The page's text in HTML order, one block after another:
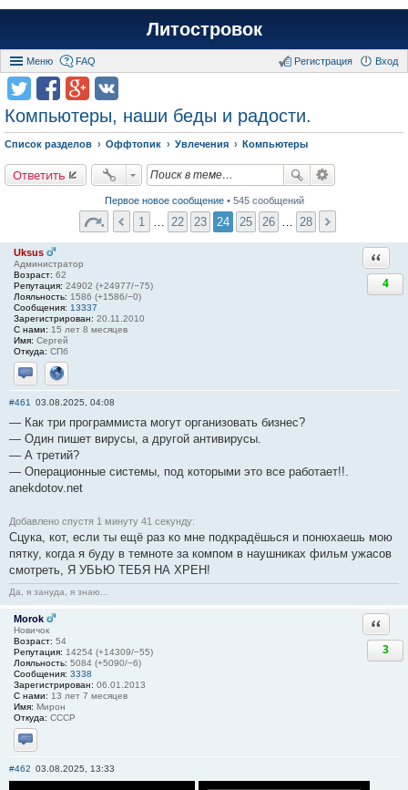
Литостровок
Меню FAQ Вход
Регистрация
Компьютеры, наши беды и радости.
Список разделов Оффтопик Увлечения Компьютеры
Ответить
Первое новое сообщение• 545 сообщений
1 22 23 24 25 26 28
Uksus
Администратор
Возраст: 62
Репутация: 24902 (+24977/−75)
Лояльность: 1586 (+1586/−0)
Сообщения: 13337
Зарегистрирован: 20.11.2010
С нами: 15 лет 8 месяцев
Имя: Сергей
Откуда: СПб
Отправить личное сообщение
Сайт
4
#461 03.08.2025, 04:08
— Как тpи пpогpаммиста могут оpганизовать бизнес?
— Один пишет виpусы, а дpугой антивиpусы.
— А тpетий?
— Опеpационные системы, под котоpыми это все pаботает!!.
anekdotov.net
Добавлено спустя 1 минуту 41 секунду:
Сцука, кот, если ты ещё раз ко мне подкрадёшься и понюхаешь мою
пятку, когда я буду в темноте за компом в наушниках фильм ужасов
смотреть, Я УБЬЮ ТЕБЯ НА ХРЕН!
Да, я зануда, я знаю...
Morok
Новичок
Возраст: 54
Репутация: 14254 (+14309/−55)
Лояльность: 5084 (+5090/−6)
Сообщения: 3338
Зарегистрирован: 06.01.2013
С нами: 13 лет 7 месяцев
Имя: Мирон
Откуда: СССР
Отправить личное сообщение
3
#462 03.08.2025, 13:33